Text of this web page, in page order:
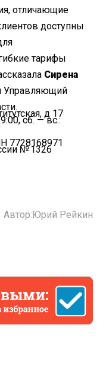
отличающие
доступны
тарифы
Сирена
Управляющий
д 17
сб. — вс.:
7728168971
№ 1326
Автор:Юрий Рейкин